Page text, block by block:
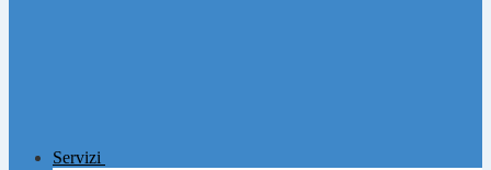
Servizi